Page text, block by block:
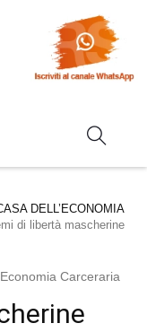
DELL’ECONOMIA
di libertà mascherine
Carceraria